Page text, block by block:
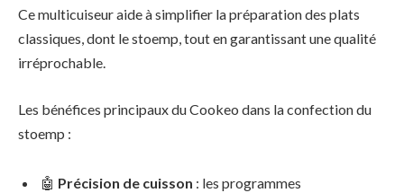
Ce multicuiseur aide à simplifier la préparation des plats
classiques, dont le stoemp, tout en garantissant une qualité
irréprochable.
Les bénéfices principaux du Cookeo dans la confection du
stoemp :
🤖 Précision de cuisson : les programmes